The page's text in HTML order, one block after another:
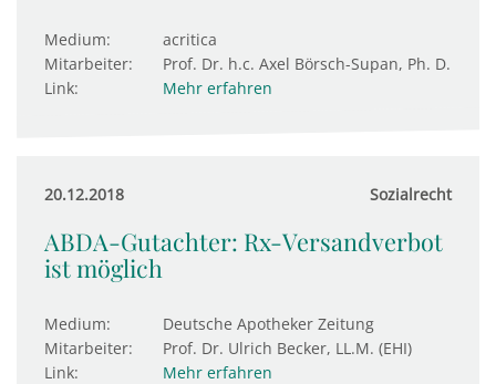
Medium:
acritica
Mitarbeiter:
Prof. Dr. h.c. Axel Börsch-Supan, Ph. D.
Link:
Mehr erfahren
20.12.2018 Sozialrecht
ABDA-Gutachter: Rx-Versandverbot
ist möglich
Medium:
Deutsche Apotheker Zeitung
Mitarbeiter:
Prof. Dr. Ulrich Becker, LL.M. (EHI)
Link:
Mehr erfahren